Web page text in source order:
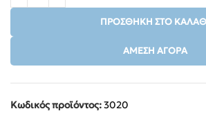
ΠΡΟΣΘΉΚΗ ΣΤΟ
ΆΜΕΣΗ ΑΓΟΡΆ
Κωδικός προϊόντος:3020